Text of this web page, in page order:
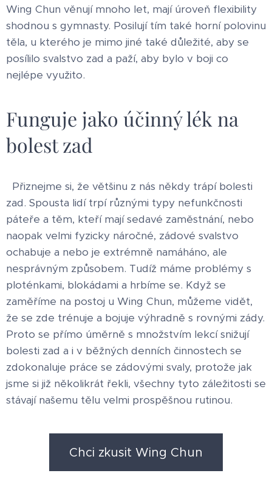
Wing Chun věnují mnoho let, mají úroveň flexibility
shodnou s gymnasty. Posilují tím také horní polovinu
těla, u kterého je mimo jiné také důležité, aby se
posílilo svalstvo zad a paží, aby bylo v boji co
nejlépe využito.
Funguje jako účinný lék na
bolest zad
Přiznejme si, že většinu z nás někdy trápí bolesti
zad. Spousta lidí trpí různými typy nefunkčnosti
páteře a těm, kteří mají sedavé zaměstnání, nebo
naopak velmi fyzicky náročné, zádové svalstvo
ochabuje a nebo je extrémně namáháno, ale
nesprávným způsobem. Tudíž máme problémy s
ploténkami, blokádami a hrbíme se. Když se
zaměříme na postoj u Wing Chun, můžeme vidět,
že se zde trénuje a bojuje výhradně s rovnými zády.
Proto se přímo úměrně s množstvím lekcí snižují
bolesti zad a i v běžných denních činnostech se
zdokonaluje práce se zádovými svaly, protože jak
jsme si již několikrát řekli, všechny tyto záležitosti se
stávají našemu tělu velmi prospěšnou rutinou.
Chci zkusit Wing Chun